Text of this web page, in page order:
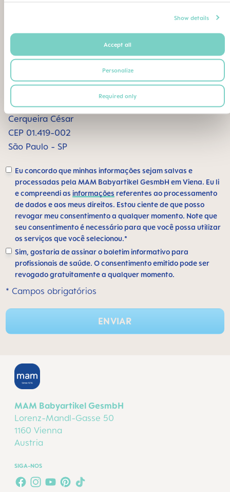
Show details
Accept all
Personalize
Required only
Ou envie seu comprovante de qualificação como
segue para o seguinte endereço postal ou e-mail:
BEBE SAUDE LTDA | CNPJ 02.729.687/0001-26
Alameda Santos, 1165 sala 1009
Cerqueira César
CEP 01.419-002
São Paulo - SP
Eu concordo que minhas informações sejam salvas e
processadas pela MAM Babyartikel GesmbH em Viena. Eu li
e compreendi as informações referentes ao processamento
de dados e aos meus direitos. Estou ciente de que posso
revogar meu consentimento a qualquer momento. Note que
seu consentimento é necessário para que você possa utilizar
os serviços que você selecionou.*
Sim, gostaria de assinar o boletim informativo para
profissionais de saúde. O consentimento emitido pode ser
revogado gratuitamente a qualquer momento.
* Campos obrigatórios
ENVIAR
MAM Babyartikel GesmbH
Lorenz-Mandl-Gasse 50
1160 Vienna
Austria
SIGA-NOS
FACEBOOK
INSTAGRAM
YOUTUBE
PINTEREST
TIKTOK